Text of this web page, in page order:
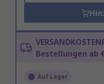
Bestellungen ab
Auf Lager